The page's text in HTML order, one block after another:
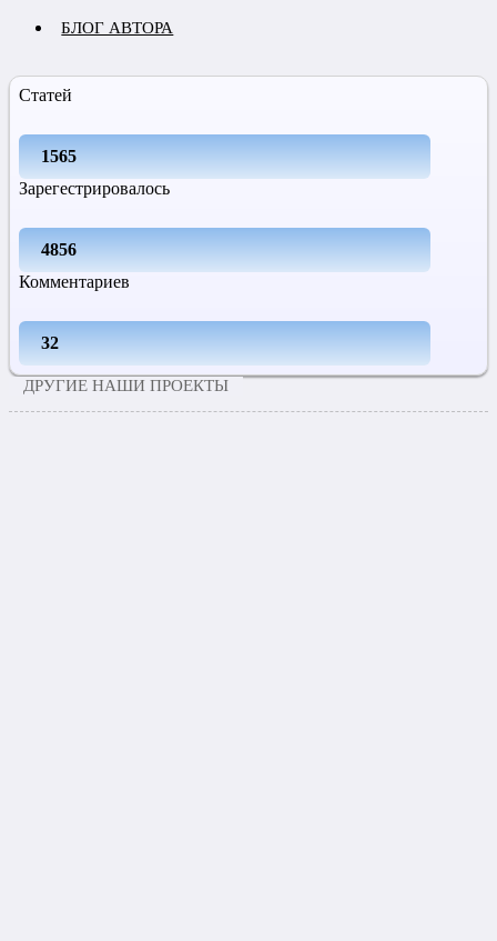
БЛОГ АВТОРА
Статей
1565
Зарегестрировалось
4856
Комментариев
32
ДРУГИЕ НАШИ ПРОЕКТЫ